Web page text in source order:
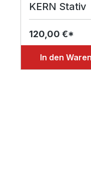
KERN Stativ
120,00 €*
In den